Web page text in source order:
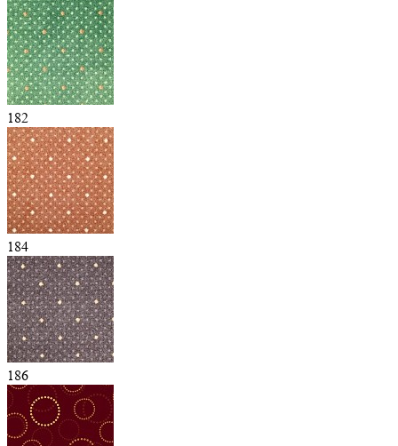
182
184
186